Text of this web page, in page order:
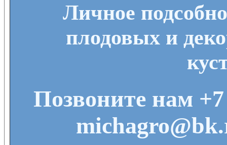
Личное
плодовых и
Позвоните нам